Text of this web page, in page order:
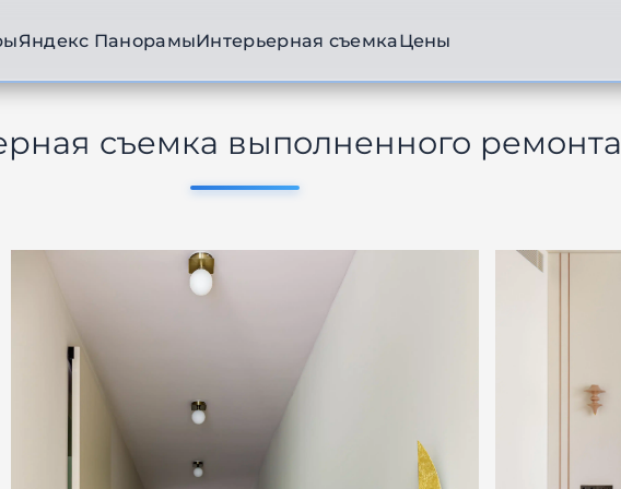
Яндекс ПанорамыИнтерьерная съемкаЦены
съемка выполненного ремонта